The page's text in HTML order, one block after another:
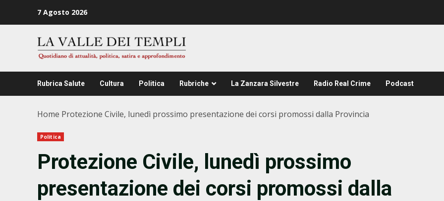
7 Agosto 2026
Rubrica Salute Cultura Politica Rubriche La Zanzara Silvestre Radio Real Crime Podcast
Home Protezione Civile, lunedì prossimo presentazione dei corsi promossi dalla Provincia
Politica
Protezione Civile, lunedì prossimo
presentazione dei corsi promossi dalla